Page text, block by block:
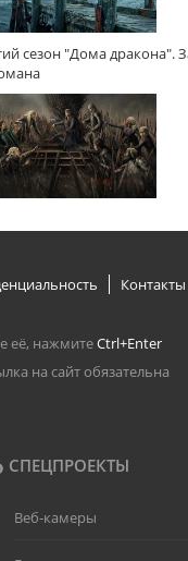
сезон "Дома дракона".
Контакты
её, нажмитеCtrl+Enter
на сайт обязательна
СПЕЦПРОЕКТЫ
Веб-камеры